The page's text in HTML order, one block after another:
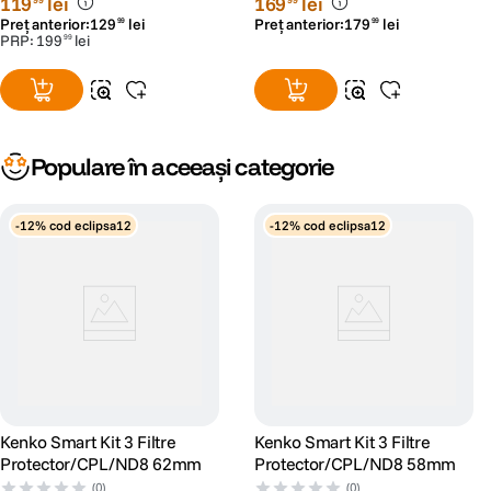
INSTANT ACTION VARIABLE NDX3-450+C-PL, problemele de
supraexpunere pot fi evitate.
VARIABLE NDX3-450+C-PL ca mijloc de a regla cu usurinta controlul
luminii si viteza obturatorului in functie de setarea ratei de cadre pentru a
obtine acea miscare cu aspect natural si neted. Fluxul de lucru al
Preț anterior:129 99 lei
PRP: 199 99 lei
Preț anterior:179 99 lei
Populare în aceeași categorie
-12% cod eclipsa12
Kenko Smart Kit 3 Filtre
Protector/CPL/ND8 62mm
(0)
-12% cod eclipsa12
Kenko Smart Kit 3 Filtre
Protector/CPL/ND8 58mm
(0)